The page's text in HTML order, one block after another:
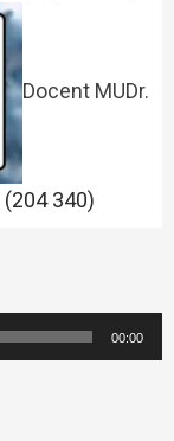
Docent MUDr.
(204 340)
00:00